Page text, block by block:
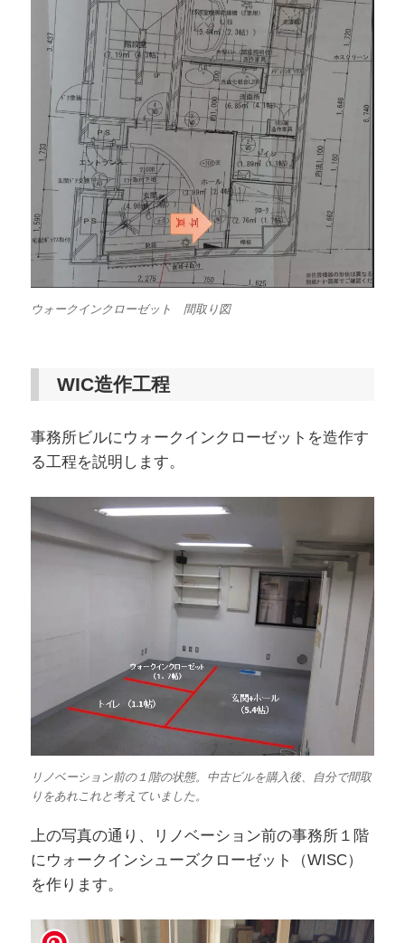
ウォークインクローゼット 間取り図
WIC造作工程
事務所ビルにウォークインクローゼットを造作す
る工程を説明します。
リノベーション前の１階の状態。中古ビルを購入後、自分で間取
りをあれこれと考えていました。
上の写真の通り、リノベーション前の事務所１階
にウォークインシューズクローゼット（WISC）
を作ります。